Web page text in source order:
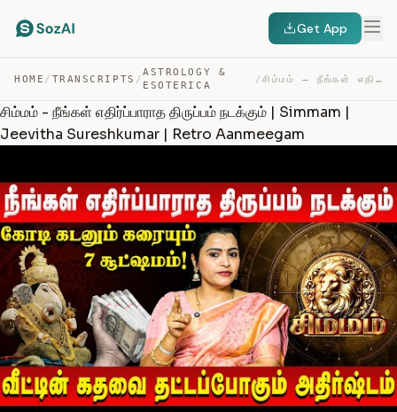
Get App
HOME / TRANSCRIPTS /
ASTROLOGY &
ESOTERICA
/ சிம்மம் – நீங்கள் எதிர்ப்பாராத திருப்பம் நடக்கும் | SIM… — TRANSCRIPT
சிம்மம் - நீங்கள் எதிர்ப்பாராத திருப்பம் நடக்கும் | Simmam |
Jeevitha Sureshkumar | Retro Aanmeegam